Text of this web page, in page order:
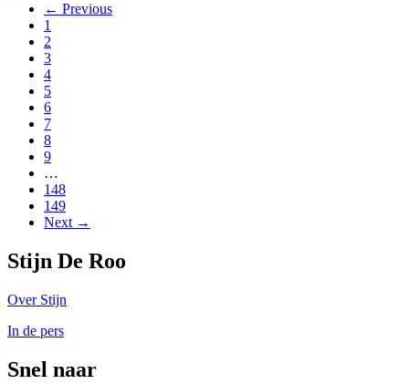
← Previous
1
2
3
4
5
6
7
8
9
…
148
149
Next →
Stijn De Roo
Over Stijn
In de pers
Snel naar